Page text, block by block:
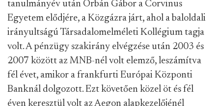
tanulmányév után Orbán Gábor a Corvinus
Egyetem elődjére, a Közgázra járt, ahol a baloldali
irányultságú Társadalomelméleti Kollégium tagja
volt. A pénzügy szakirány elvégzése után 2003 és
2007 között az MNB-nél volt elemző, leszámítva
fél évet, amikor a frankfurti Európai Központi
Banknál dolgozott. Ezt követően közel öt és fél
éven keresztül volt az Aegon alapkezelőjénél